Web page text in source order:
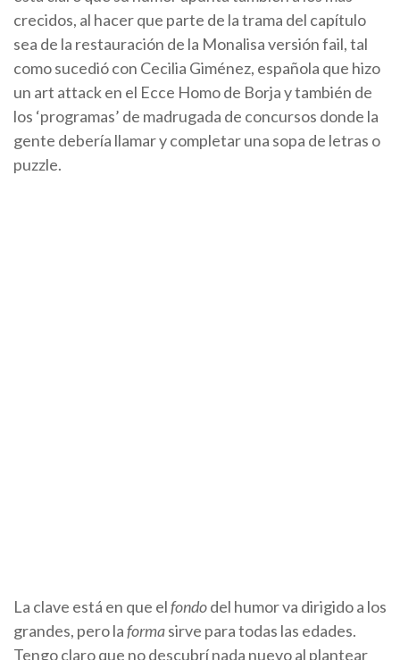
crecidos, al hacer que parte de la trama del capítulo
sea de la restauración de la Monalisa versión fail, tal
como sucedió con Cecilia Giménez, española que hizo
un art attack en el Ecce Homo de Borja y también de
los ‘programas’ de madrugada de concursos donde la
gente debería llamar y completar una sopa de letras o
puzzle.
La clave está en que elfondodel humor va dirigido a los
grandes, pero laformasirve para todas las edades.
Tengo claro que no descubrí nada nuevo al plantear